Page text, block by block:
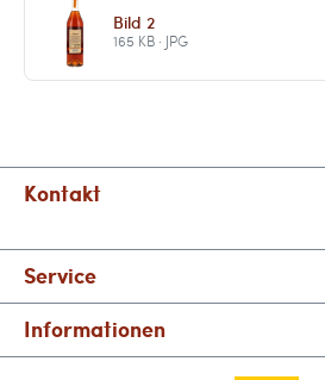
Bild 2
165 KB · JPG
Kontakt
Service
Informationen